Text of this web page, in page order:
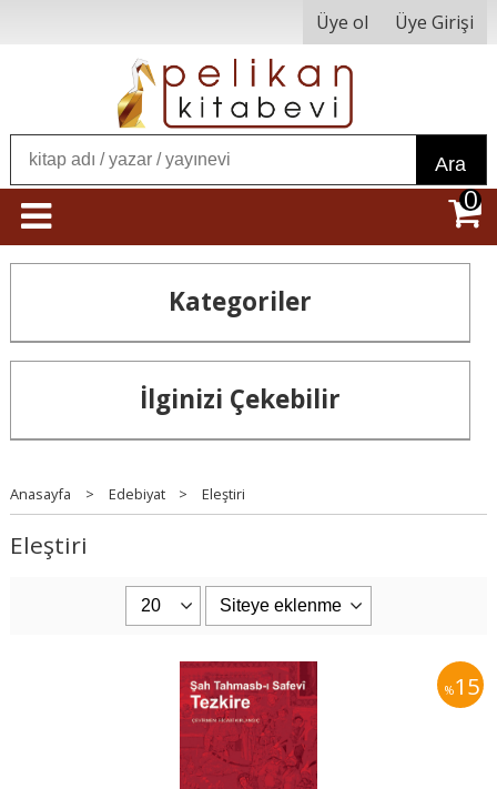
Üye ol Üye Girişi
Ara
0
Kategoriler
İlginizi Çekebilir
Anasayfa > Edebiyat > Eleştiri
Eleştiri
%15